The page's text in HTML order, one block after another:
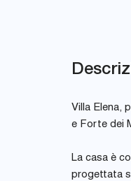
Villa Elena,
e Forte dei
La casa è
progettata